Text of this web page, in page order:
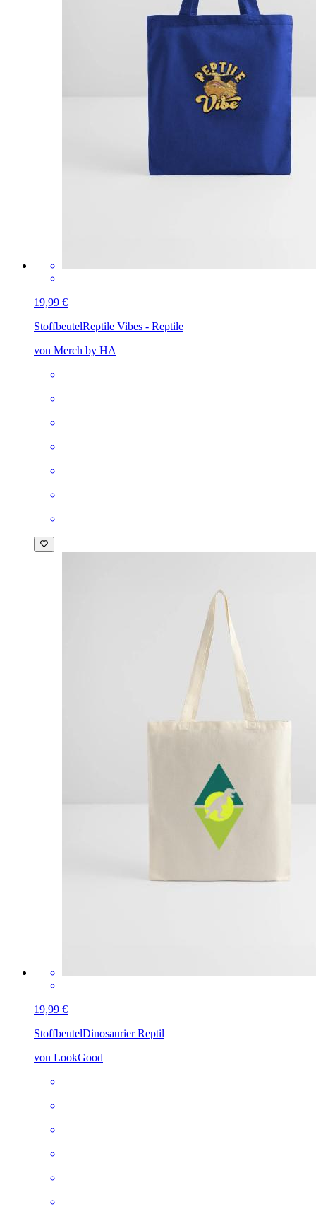
19,99 €
StoffbeutelReptile Vibes - Reptile
von Merch by HA
19,99 €
StoffbeutelDinosaurier Reptil
von LookGood